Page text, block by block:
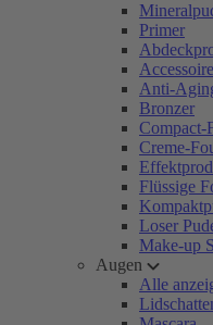
Primer
Anti-
Bronzer
Compact-
Creme-
Flüssige
Loser
Make-up
Augen
Alle